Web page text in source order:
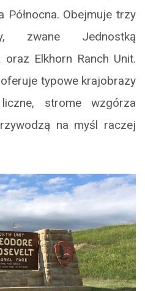
Północna. Obejmuje trzy
zwane Jednostką
oraz Elkhorn Ranch Unit.
typowe krajobrazy
strome wzgórza
na myśl raczej